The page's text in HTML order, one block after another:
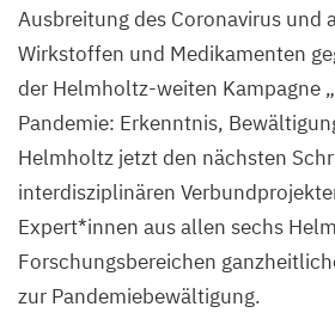
Ausbreitung des Coronavirus und
Wirkstoffen und Medikamenten
der Helmholtz-weiten Kampagne „
Pandemie: Erkenntnis,
Helmholtz jetzt den nächsten
interdisziplinären
Expert*innen aus allen sechs
Forschungsbereichen
zur Pandemiebewältigung.